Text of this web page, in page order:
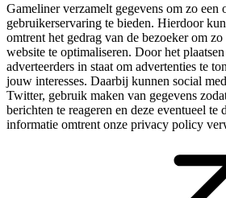
Gameliner verzamelt gegevens om zo een
gebruikerservaring te bieden. Hierdoor
omtrent het gedrag van de bezoeker om
website te optimaliseren. Door het
adverteerders in staat om advertenties te
jouw interesses. Daarbij kunnen social
Twitter, gebruik maken van gegevens
berichten te reageren en deze eventueel te
informatie omtrent onze privacy policy